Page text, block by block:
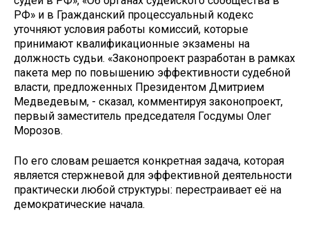
РФ» и в Гражданский процессуальный кодекс
уточняют условия работы комиссий, которые
принимают квалификационные экзамены на
должность судьи. «Законопроект разработан в рамках
пакета мер по повышению эффективности судебной
власти, предложенных Президентом Дмитрием
Медведевым, - сказал, комментируя законопроект,
первый заместитель председателя Госдумы Олег
Морозов.
По его словам решается конкретная задача, которая
является стержневой для эффективной деятельности
практически любой структуры: перестраивает её на
демократические начала.